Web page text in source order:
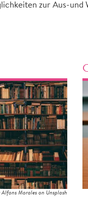
zur Aus-
Morales on Unsplash